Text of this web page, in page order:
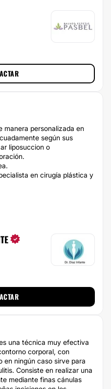
manera personalizada en
según sus
liposuccion o
en cirugía plástica y
una técnica muy efectiva
corporal, con
en ningún caso sirve para
Consiste en realizar una
mediante finas cánulas